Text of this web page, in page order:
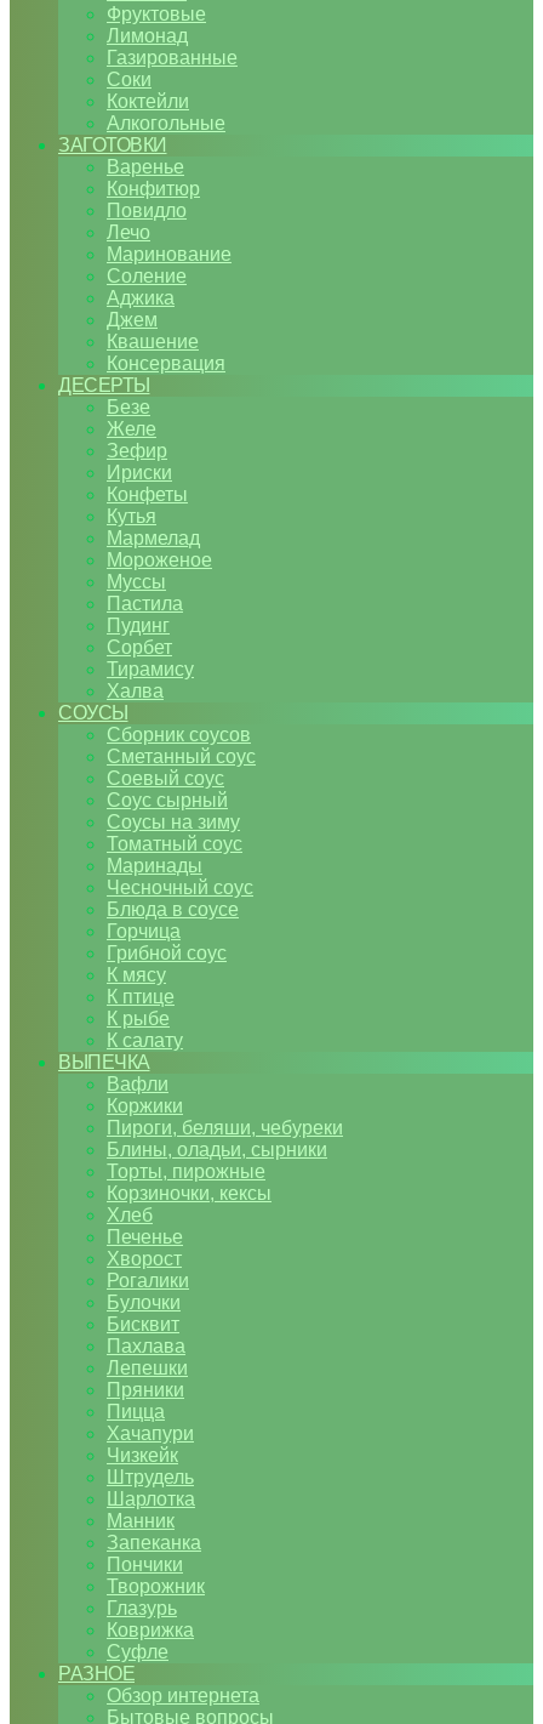
Фруктовые
Лимонад
Газированные
Соки
Коктейли
Алкогольные
ЗАГОТОВКИ
Варенье
Конфитюр
Повидло
Лечо
Маринование
Соление
Аджика
Джем
Квашение
Консервация
ДЕСЕРТЫ
Безе
Желе
Зефир
Ириски
Конфеты
Кутья
Мармелад
Мороженое
Муссы
Пастила
Пудинг
Сорбет
Тирамису
Халва
СОУСЫ
Сборник соусов
Сметанный соус
Соевый соус
Соус сырный
Соусы на зиму
Томатный соус
Маринады
Чесночный соус
Блюда в соусе
Горчица
Грибной соус
К мясу
К птице
К рыбе
К салату
ВЫПЕЧКА
Вафли
Коржики
Пироги, беляши, чебуреки
Блины, оладьи, сырники
Торты, пирожные
Корзиночки, кексы
Хлеб
Печенье
Хворост
Рогалики
Булочки
Бисквит
Пахлава
Лепешки
Пряники
Пицца
Хачапури
Чизкейк
Штрудель
Шарлотка
Манник
Запеканка
Пончики
Творожник
Глазурь
Коврижка
Суфле
РАЗНОЕ
Обзор интернета
Бытовые вопросы